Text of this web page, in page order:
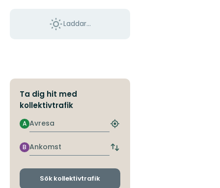
Laddar...
Ta dig hit med
kollektivtrafik
Avresa
A
Hitta
hållplats
Ankomst
B
Byt
och
Sök kollektivtrafik